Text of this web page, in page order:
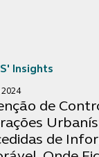
Insights
2024
de
de